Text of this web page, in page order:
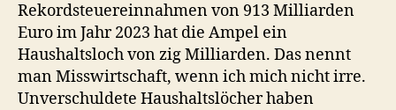
Rekordsteuereinnahmen von 913 Milliarden
Euro im Jahr 2023 hat die Ampel ein
Haushaltsloch von zig Milliarden. Das nennt
man Misswirtschaft, wenn ich mich nicht irre.
Unverschuldete Haushaltslöcher haben